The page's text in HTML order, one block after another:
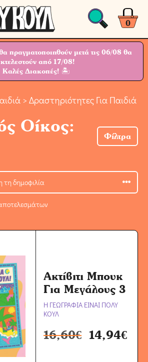
0
πραγματοποιηθούν μετά τις 06/08 θα
από 17/08!
Καλές Διακοπές! 🏝
> Δραστηριότητες Για Παιδιά
Οίκος:
Φίλτρα
Ακτίβιτι Μπουκ
Για Μεγάλους 3
Η ΓΕΩΓΡΑΦΙΑ ΕΙΝΑΙ ΠΟΛΥ
ΚΟΥΛ
16,60€ 14,94€